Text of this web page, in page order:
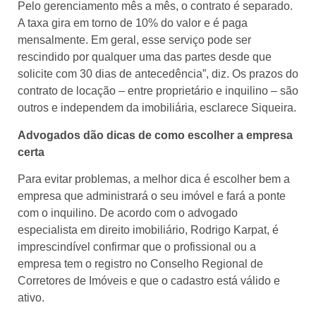
Pelo gerenciamento mês a mês, o contrato é separado.
A taxa gira em torno de 10% do valor e é paga
mensalmente. Em geral, esse serviço pode ser
rescindido por qualquer uma das partes desde que
solicite com 30 dias de antecedência”, diz. Os prazos do
contrato de locação – entre proprietário e inquilino – são
outros e independem da imobiliária, esclarece Siqueira.
Advogados dão dicas de como escolher a empresa
certa
Para evitar problemas, a melhor dica é escolher bem a
empresa que administrará o seu imóvel e fará a ponte
com o inquilino. De acordo com o advogado
especialista em direito imobiliário, Rodrigo Karpat, é
imprescindível confirmar que o profissional ou a
empresa tem o registro no Conselho Regional de
Corretores de Imóveis e que o cadastro está válido e
ativo.